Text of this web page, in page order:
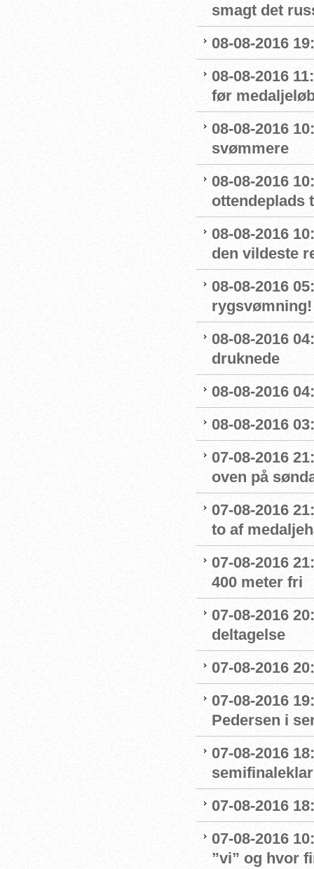
smagt det
08-08-2016
08-08-2016
før
08-08-2016
svømmere
08-08-2016
ottendeplads
08-08-2016
den vildeste
08-08-2016
rygsvømning!
08-08-2016
druknede
08-08-2016
08-08-2016
07-08-2016
oven på
07-08-2016
to af
07-08-2016
400 meter fri
07-08-2016
deltagelse
07-08-2016
07-08-2016
Pedersen i
07-08-2016
07-08-2016
07-08-2016
”vi” og hvor